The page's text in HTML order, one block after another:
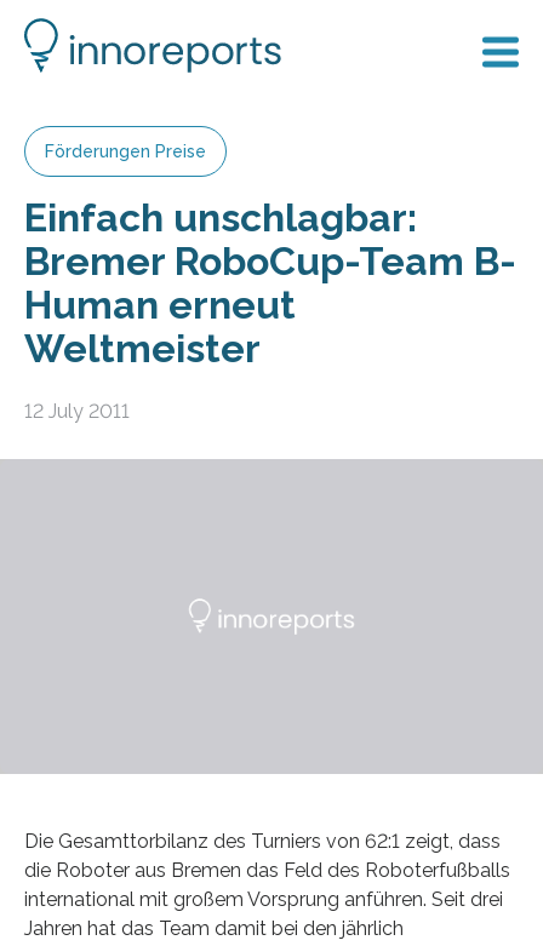
Förderungen Preise
Einfach unschlagbar:
Bremer RoboCup-Team B-
Human erneut
Weltmeister
12 July 2011
Die Gesamttorbilanz des Turniers von 62:1 zeigt, dass
die Roboter aus Bremen das Feld des Roboterfußballs
international mit großem Vorsprung anführen. Seit drei
Jahren hat das Team damit bei den jährlich